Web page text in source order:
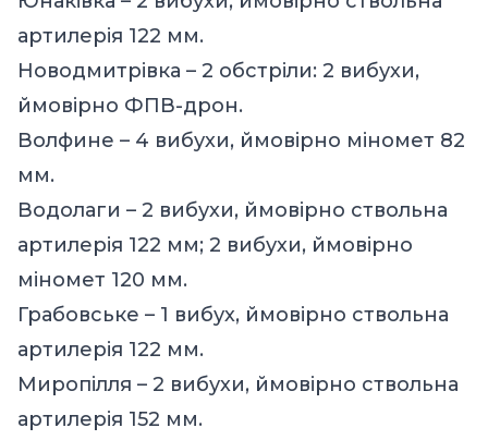
артилерія 122 мм.
Новодмитрівка – 2 обстріли: 2 вибухи,
ймовірно ФПВ-дрон.
Волфине – 4 вибухи, ймовірно міномет 82
мм.
Водолаги – 2 вибухи, ймовірно ствольна
артилерія 122 мм; 2 вибухи, ймовірно
міномет 120 мм.
Грабовське – 1 вибух, ймовірно ствольна
артилерія 122 мм.
Миропілля – 2 вибухи, ймовірно ствольна
артилерія 152 мм.